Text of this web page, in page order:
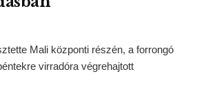
Mali központi részén, a forrongó
virradóra végrehajtott